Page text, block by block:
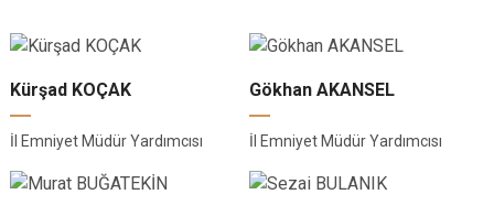
Kürşad KOÇAK
İl Emniyet Müdür Yardımcısı
Gökhan AKANSEL
İl Emniyet Müdür Yardımcısı